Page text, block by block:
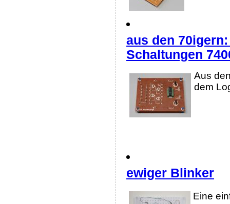
aus den
Schaltungen
Aus
dem
ewiger Blinker
Eine